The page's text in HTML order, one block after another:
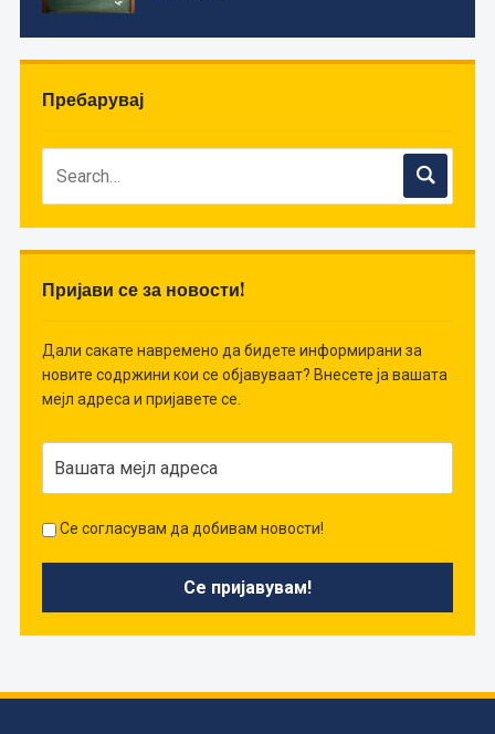
Пребарувај
Пријави се за новости!
Дали сакате навремено да бидете информирани за
новите содржини кои се објавуваат? Внесете ја вашата
мејл адреса и пријавете се.
Се согласувам да добивам новости!